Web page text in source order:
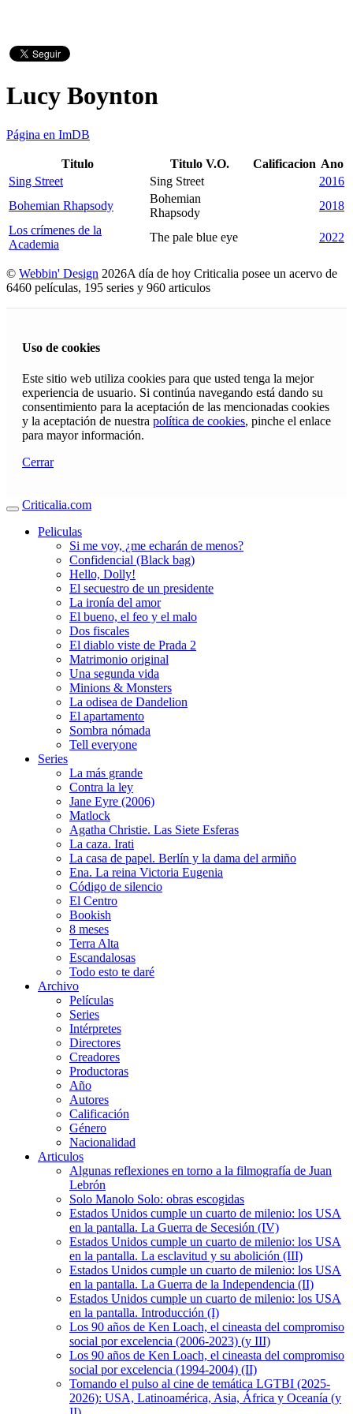
Lucy Boynton
Página en ImDB
Titulo Titulo V.O. Calificacion Ano
Sing Street
Sing Street
2016
Bohemian Rhapsody
Bohemian
Rhapsody
2018
Los crímenes de la
Academia
The pale blue eye 2022
© Webbin' Design 2026A día de hoy Criticalia posee un acervo de
6460 películas, 195 series y 960 articulos
Uso de cookies
Este sitio web utiliza cookies para que usted tenga la mejor
experiencia de usuario. Si continúa navegando está dando su
consentimiento para la aceptación de las mencionadas cookies
y la aceptación de nuestra política de cookies, pinche el enlace
para mayor información.
Cerrar
Criticalia.com
Peliculas
Si me voy, ¿me echarán de menos?
Confidencial (Black bag)
Hello, Dolly!
El secuestro de un presidente
La ironía del amor
El bueno, el feo y el malo
Dos fiscales
El diablo viste de Prada 2
Matrimonio original
Una segunda vida
Minions & Monsters
La odisea de Dandelion
El apartamento
Sombra nómada
Tell everyone
Series
La más grande
Contra la ley
Jane Eyre (2006)
Matlock
Agatha Christie. Las Siete Esferas
La caza. Irati
La casa de papel. Berlín y la dama del armiño
Ena. La reina Victoria Eugenia
Código de silencio
El Centro
Bookish
8 meses
Terra Alta
Escandalosas
Todo esto te daré
Archivo
Películas
Series
Intérpretes
Directores
Creadores
Productoras
Año
Autores
Calificación
Género
Nacionalidad
Articulos
Algunas reflexiones en torno a la filmografía de Juan
Lebrón
Solo Manolo Solo: obras escogidas
Estados Unidos cumple un cuarto de milenio: los USA
en la pantalla. La Guerra de Secesión (IV)
Estados Unidos cumple un cuarto de milenio: los USA
en la pantalla. La esclavitud y su abolición (III)
Estados Unidos cumple un cuarto de milenio: los USA
en la pantalla. La Guerra de la Independencia (II)
Estados Unidos cumple un cuarto de milenio: los USA
en la pantalla. Introducción (I)
Los 90 años de Ken Loach, el cineasta del compromiso
social por excelencia (2006-2023) (y III)
Los 90 años de Ken Loach, el cineasta del compromiso
social por excelencia (1994-2004) (II)
Tomando el pulso al cine de temática LGTBI (2025-
2026): USA, Latinoamérica, Asia, África y Oceanía (y